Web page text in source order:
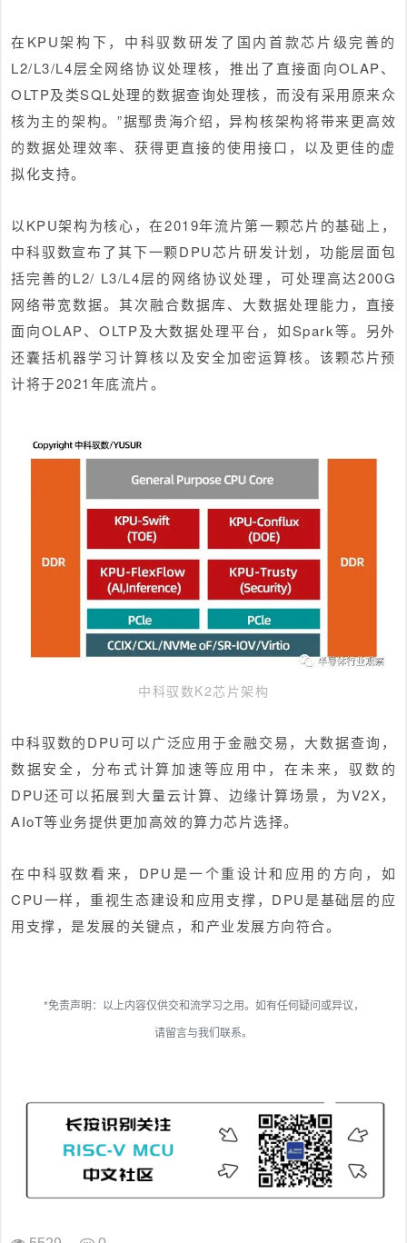
在KPU架构下，中科驭数研发了国内首款芯片级完善的
L2/L3/L4层全网络协议处理核，推出了直接面向OLAP、
OLTP及类SQL处理的数据查询处理核，而没有采用原来众
核为主的架构。”据鄢贵海介绍，异构核架构将带来更高效
的数据处理效率、获得更直接的使用接口，以及更佳的虚
拟化支持。
以KPU架构为核心，在2019年流片第一颗芯片的基础上，
中科驭数宣布了其下一颗DPU芯片研发计划，功能层面包
括完善的L2/ L3/L4层的网络协议处理，可处理高达200G
网络带宽数据。其次融合数据库、大数据处理能力，直接
面向OLAP、OLTP及大数据处理平台，如Spark等。另外
还囊括机器学习计算核以及安全加密运算核。该颗芯片预
计将于2021年底流片。
中科驭数K2芯片架构
中科驭数的DPU可以广泛应用于金融交易，大数据查询，
数据安全，分布式计算加速等应用中，在未来，驭数的
DPU还可以拓展到大量云计算、边缘计算场景，为V2X，
AIoT等业务提供更加高效的算力芯片选择。
在中科驭数看来，DPU是一个重设计和应用的方向，如
CPU一样，重视生态建设和应用支撑，DPU是基础层的应
用支撑，是发展的关键点，和产业发展方向符合。
*免责声明：以上内容仅供交和流学习之用。如有任何疑问或异议，
请留言与我们联系。